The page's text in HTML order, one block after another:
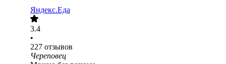
Яндекс.Еда
3.4
•
227 отзывов
Череповец